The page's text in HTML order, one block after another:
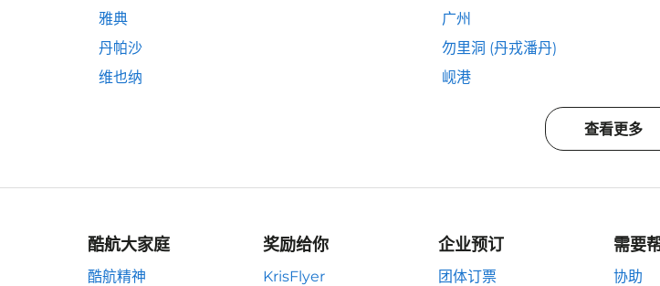
雅典
广州
丹帕沙
勿里洞 (丹戎潘丹)
维也纳
岘港
查看更多
酷航大家庭
酷航精神
奖励给你
KrisFlyer
企业预订
团体订票
需要
协助